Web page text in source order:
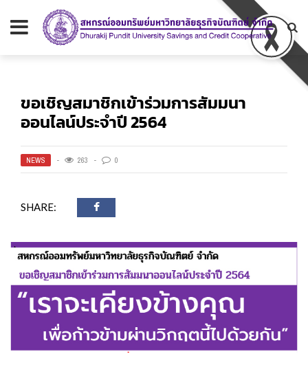
ขอเชิญสมาชิกเข้าร่วมการสัมมนา
ออนไลน์ประจำปี 2564
NEWS 263 0
SHARE: